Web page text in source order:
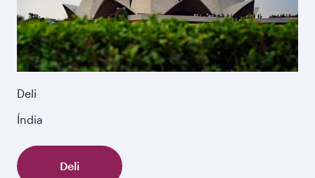
Deli
Índia
Deli